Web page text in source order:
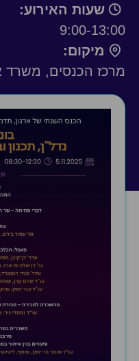
שעות האירוע:
9:00-
מיקום:
הכנסים, משרד